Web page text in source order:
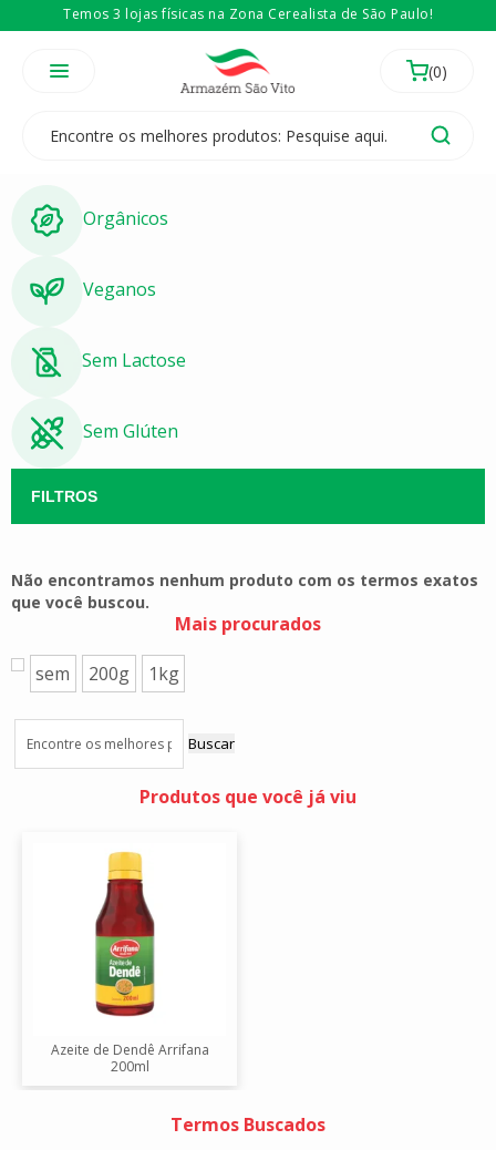
Temos 3 lojas físicas na Zona Cerealista de São Paulo!
É revendedor? EntãoCompre no atacado
Orgânicos
Veganos
Sem Lactose
Sem Glúten
Não encontramos nenhum produto com os termos exatos
que você buscou.
Mais procurados
sem 200g 1kg
Buscar
Produtos que você já viu
Azeite de Dendê Arrifana
200ml
Termos Buscados